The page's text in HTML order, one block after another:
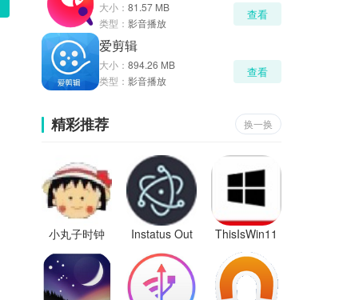
大小： 81.57 MB
类型： 影音播放
查看
爱剪辑
大小： 894.26 MB
类型： 影音播放
查看
精彩推荐 换一换
小丸子时钟 Instatus Out ThisIsWin11